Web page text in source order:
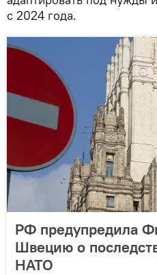
с 2024 года.
РФ предупредила
Швецию о
НАТО